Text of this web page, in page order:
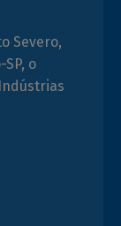
Severo,
o